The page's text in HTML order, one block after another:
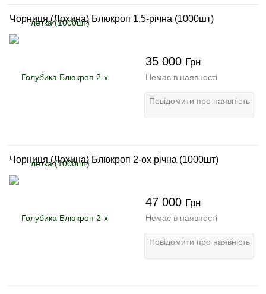
Чорниця (Лохина) Блюкроп 1,5-річна (1000шт)
35 000 Грн
Немає в наявності
Повідомити про наявність
Чорниця (Лохина) Блюкроп 2-ох річна (1000шт)
47 000 Грн
Немає в наявності
Повідомити про наявність